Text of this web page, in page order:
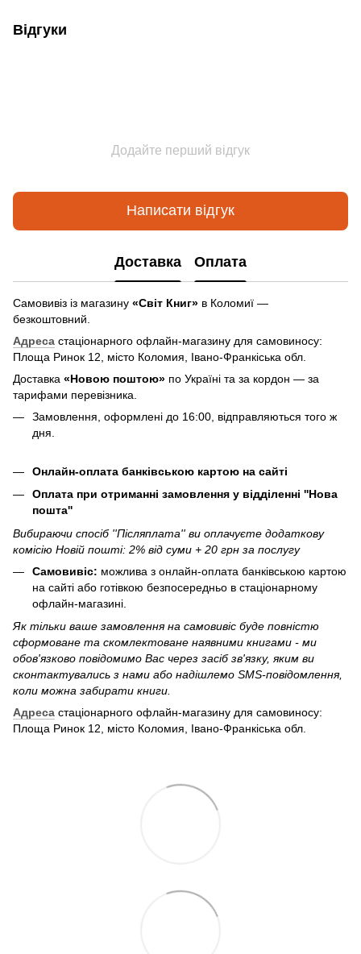
Відгуки
Додайте перший відгук
Написати відгук
Доставка Оплата
Самовивіз із магазину «Світ Книг» в Коломиї —
безкоштовний.
Адреса стаціонарного офлайн-магазину для самовиносу:
Площа Ринок 12, місто Коломия, Івано-Франкіська обл.
Доставка «Новою поштою» по Україні та за кордон — за
тарифами перевізника.
Замовлення, оформлені до 16:00, відправляються того ж
дня.
Онлайн-оплата банківською картою на сайті
Оплата при отриманні замовлення у відділенні ''Нова
пошта''
Вибираючи спосіб ''Післяплата'' ви оплачуєте додаткову
комісію Новій пошті: 2% від суми + 20 грн за послугу
Самовивіс: можлива з онлайн-оплата банківською картою
на сайті або готівкою безпосередньо в стаціонарному
офлайн-магазині.
Як тільки ваше замовлення на самовивіс буде повністю
сформоване та скомлектоване наявними книгами - ми
обов'язково повідомимо Вас через засіб зв'язку, яким ви
сконтактувались з нами або надішлемо SMS-повідомлення,
коли можна забирати книги.
Адреса стаціонарного офлайн-магазину для самовиносу:
Площа Ринок 12, місто Коломия, Івано-Франкіська обл.